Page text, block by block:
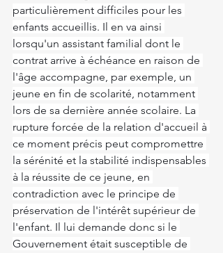
particulièrement difficiles pour les
enfants accueillis. Il en va ainsi
lorsqu'un assistant familial dont le
contrat arrive à échéance en raison de
l'âge accompagne, par exemple, un
jeune en fin de scolarité, notamment
lors de sa dernière année scolaire. La
rupture forcée de la relation d'accueil à
ce moment précis peut compromettre
la sérénité et la stabilité indispensables
à la réussite de ce jeune, en
contradiction avec le principe de
préservation de l'intérêt supérieur de
l'enfant. Il lui demande donc si le
Gouvernement était susceptible de